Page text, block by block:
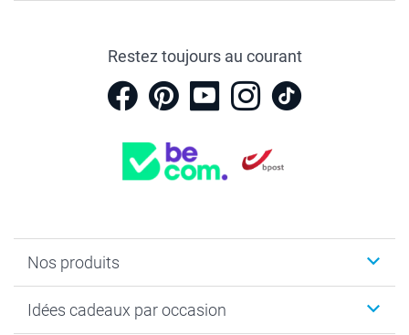
Restez toujours au courant
Nos produits
Cadeaux photo
Idées cadeaux par occasion